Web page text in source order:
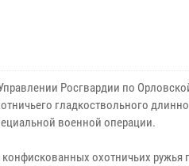
Росгвардии по
гладкоствольного
военной операции.
конфискованных охотничьих